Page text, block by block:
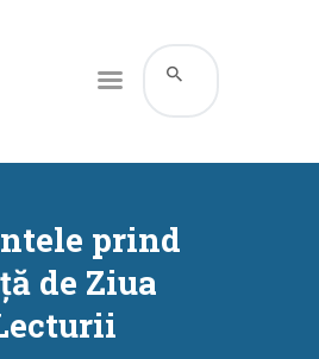
prind
de Ziua
UTILE